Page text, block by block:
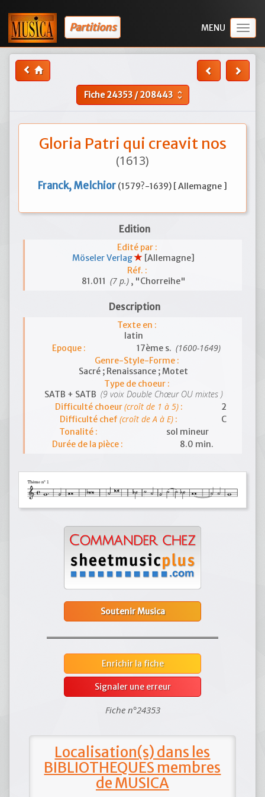
Partitions
Fiche24353/208443 unfold_more
Gloria Patri qui creavit nos
(1613)
Franck, Melchior (1579?-1639) [ Allemagne ]
Edition
Edité par :
Möseler Verlag
[Allemagne]
Réf. :
81.011 (7 p.), "Chorreihe"
Description
Texte en :
latin
Epoque :
17ème s. (1600-1649)
Genre-Style-Forme :
Sacré ; Renaissance ; Motet
Type de choeur :
SATB + SATB (9 voix Double Chœur OU mixtes )
Difficulté choeur(croît de 1 à 5):
2
Difficulté chef(croît de A à E) :
C
Tonalité :
sol mineur
Durée de la pièce :
8.0 min.
Soutenir Musica
Enrichir la fiche
Signaler une erreur
Fiche n°24353
Localisation(s) dans les
BIBLIOTHEQUES membres
de MUSICA